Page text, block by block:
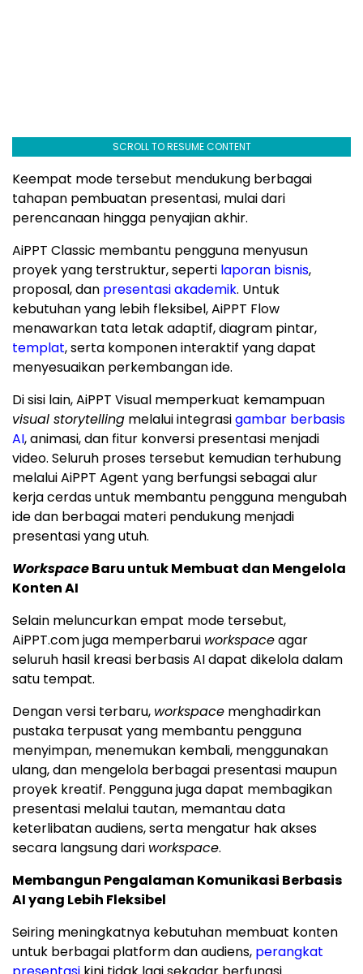
SCROLL TO RESUME CONTENT
Keempat mode tersebut mendukung berbagai
tahapan pembuatan presentasi, mulai dari
perencanaan hingga penyajian akhir.
AiPPT Classic membantu pengguna menyusun
proyek yang terstruktur, seperti laporan bisnis,
proposal, dan presentasi akademik. Untuk
kebutuhan yang lebih fleksibel, AiPPT Flow
menawarkan tata letak adaptif, diagram pintar,
templat, serta komponen interaktif yang dapat
menyesuaikan perkembangan ide.
Di sisi lain, AiPPT Visual memperkuat kemampuan
visual storytelling melalui integrasigambar berbasis
AI, animasi, dan fitur konversi presentasi menjadi
video. Seluruh proses tersebut kemudian terhubung
melalui AiPPT Agent yang berfungsi sebagai alur
kerja cerdas untuk membantu pengguna mengubah
ide dan berbagai materi pendukung menjadi
presentasi yang utuh.
WorkspaceBaru untuk Membuat dan Mengelola
Konten AI
Selain meluncurkan empat mode tersebut,
AiPPT.com juga memperbarui workspaceagar
seluruh hasil kreasi berbasis AI dapat dikelola dalam
satu tempat.
Dengan versi terbaru, workspace menghadirkan
pustaka terpusat yang membantu pengguna
menyimpan, menemukan kembali, menggunakan
ulang, dan mengelola berbagai presentasi maupun
proyek kreatif. Pengguna juga dapat membagikan
presentasi melalui tautan, memantau data
keterlibatan audiens, serta mengatur hak akses
secara langsung dari workspace.
Membangun Pengalaman Komunikasi Berbasis
AI yang Lebih Fleksibel
Seiring meningkatnya kebutuhan membuat konten
untuk berbagai platform dan audiens, perangkat